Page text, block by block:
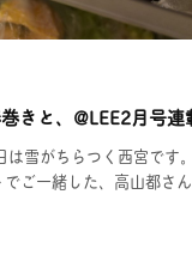
きと、@LEE2月号連
雪がちらつく西宮です。
ご一緒した、高山都さん